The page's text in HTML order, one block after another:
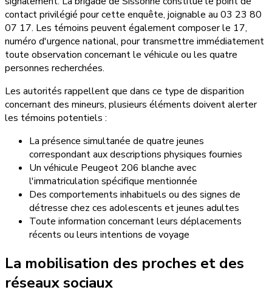
contact privilégié pour cette enquête, joignable au 03 23 80
07 17. Les témoins peuvent également composer le 17,
numéro d'urgence national, pour transmettre immédiatement
toute observation concernant le véhicule ou les quatre
personnes recherchées.
Les autorités rappellent que dans ce type de disparition
concernant des mineurs, plusieurs éléments doivent alerter
les témoins potentiels :
La présence simultanée de quatre jeunes
correspondant aux descriptions physiques fournies
Un véhicule Peugeot 206 blanche avec
l'immatriculation spécifique mentionnée
Des comportements inhabituels ou des signes de
détresse chez ces adolescents et jeunes adultes
Toute information concernant leurs déplacements
récents ou leurs intentions de voyage
La mobilisation des proches et des
réseaux sociaux